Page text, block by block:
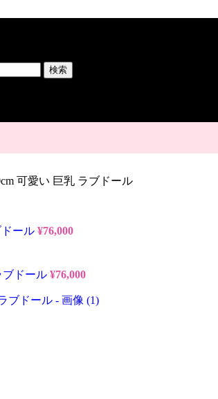
検索
可愛い 巨乳 ラブドール
ール ¥76,000
ブドール ¥76,000